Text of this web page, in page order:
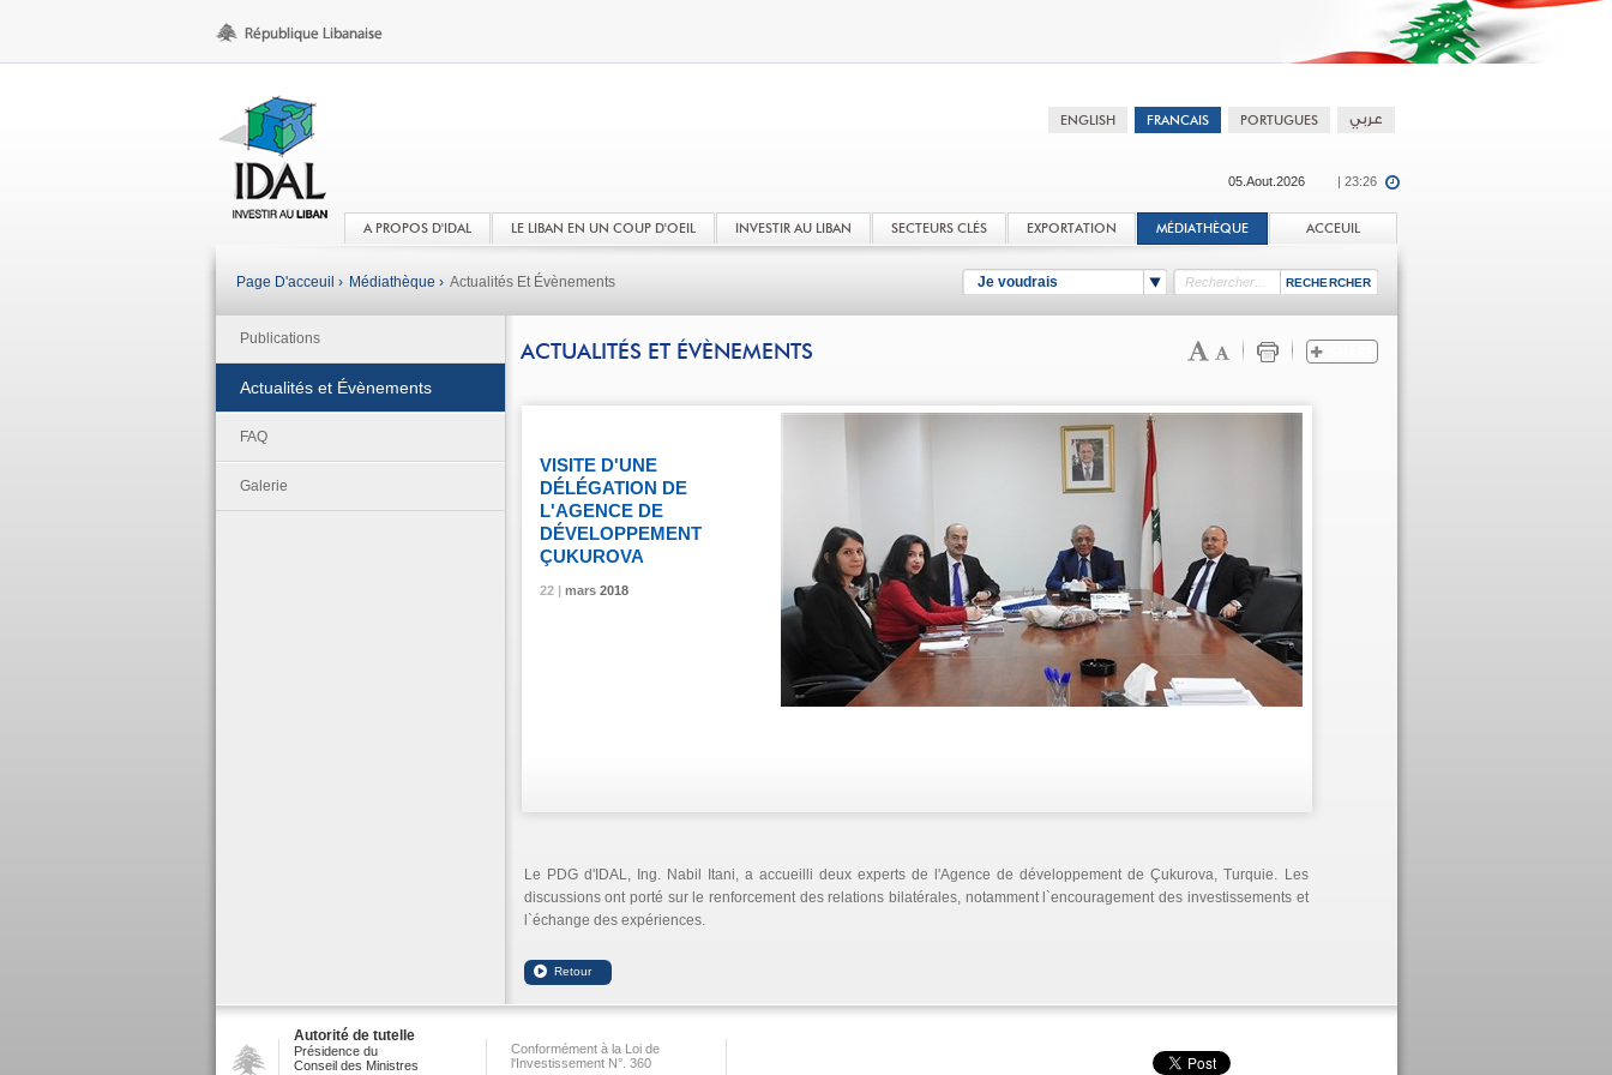
05.Aout.2026 | 23:26
A PROPOS D'IDAL LE LIBAN EN UN COUP D'OEIL INVESTIR AU LIBAN SECTEURS CLÉS EXPORTATION MÉDIATHÈQUE ACCEUIL
Je voudrais
Page D'acceuil › Médiathèque › Actualités Et Évènements
Publications
Actualités et Évènements
FAQ
Galerie
ACTUALITÉS ET ÉVÈNEMENTS
22 | mars2018
VISITE D'UNE
DÉLÉGATION DE
L'AGENCE DE
DÉVELOPPEMENT
ÇUKUROVA
22 | mars2018
22 | mars2018
Le PDG d'IDAL, Ing. Nabil Itani, a accueilli deux experts de l'Agence de développement de Çukurova, Turquie. Les
discussions ont porté sur le renforcement des relations bilatérales, notamment l`encouragement des investissements et
l`échange des expériences.
Autorité de tutelle
Présidence du
Conseil des Ministres
Conformément à la Loi de
l'Investissement N°. 360